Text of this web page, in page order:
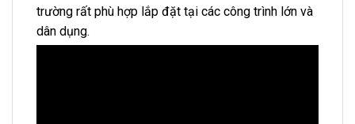
trường rất phù hợp lắp đặt tại các công trình lớn và
dân dụng.